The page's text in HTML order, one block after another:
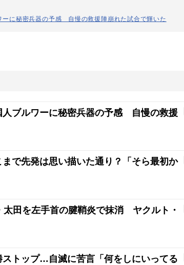
ーに秘密兵器の予感 自慢の救援陣崩れた試合で輝いた
人ブルワーに秘密兵器の予感 自慢の救援
まで先発は思い描いた通り？「そら最初か
太田を左手首の腱鞘炎で抹消 ヤクルト・
ストップ…自滅に苦言「何をしにいってる